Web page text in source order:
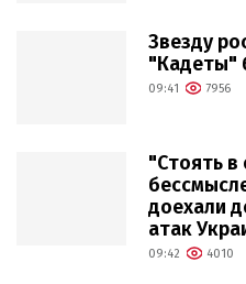
Звезду
"Кадеты"
09:41 7956
"Стоять в
доехали
атак
09:42 4010